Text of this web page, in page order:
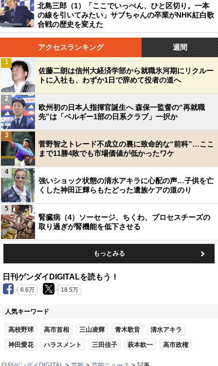
北島三郎（1）「ここでいっぺん、ひと区切り。一本
の線を引いてみたい」サブちゃんの卒業がNHK紅白歌
合戦の歴史を変えた
アクセスランキング 週間
佐藤二朗は信州大経済学部から就職氷河期にリクルー
トに入社も、わずか1日で辞めて役者の道へ
1
欧州初の日本人指揮官誕生へ 森保一監督の“再就職
先”は「ベルギー1部の日系クラブ」一択か
2
菅野智之トレード不成立の裏に致命的な“前科”…ここ
まで11勝4敗でも市場価値が低かったワケ
3
強いショック状態の清水アキラに心配の声…子供を亡
くした神田正輝らもたどった遺族ケアの道のり
4
腎臓病（4）ソーセージ、ちくわ、プロセスチーズの
取り過ぎが腎機能を低下させる
5
もっとみる
日刊ゲンダイDIGITALを読もう！
6.6万 18.5万
人気キーワード
高校野球 高市首相 三山凌輝 青木歌音 清水アキラ
神田愛花 ハラスメント 三田佳子 萩本欽一 高市政権